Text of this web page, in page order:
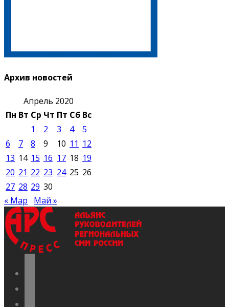
Архив новостей
Апрель 2020
Пн Вт Ср Чт Пт Сб Вс
1
2 3 4
5
6
7 8 9 10 11 12
13 14 15 16 17 18 19
20 21 22 23 24 25 26
27 28 29 30
« Мар
Май »